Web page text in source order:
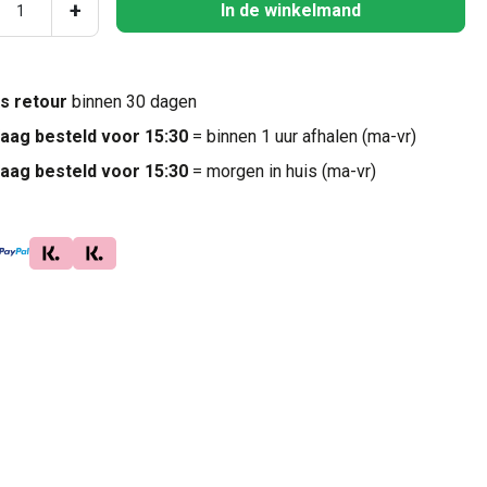
+ In de winkelmand
retour binnen 30 dagen
besteld voor 15:30= binnen 1 uur afhalen (ma-vr)
besteld voor 15:30= morgen in huis (ma-vr)